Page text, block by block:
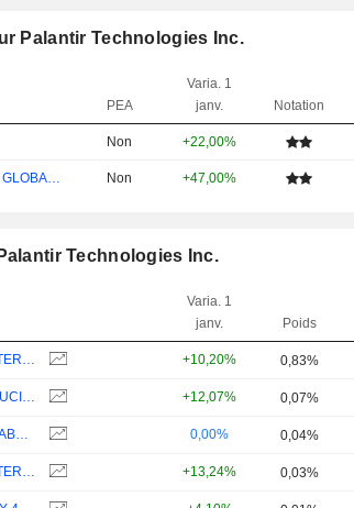
Palantir Technologies Inc.
PEA
Varia. 1
janv.
Notation
Non +22,00%
R-CO THEMATIC BLOCKCHAIN GLOBAL EQ P EUR Non +47,00%
Technologies Inc.
Varia. 1
janv.
Poids
NOMURA NEXT FUNDS INTERNATIONAL EQUITY MSCI-KOKUSAI (YEN-HEDGED) ETF - JPY +10,20% 0,83%
HSBC MSCI USA QUALITY UCITS ETF - USD +12,07% 0,07%
CI MARRET ALTERNATIVE ABSOLUTE RETURN BOND ETF - CAD 0,00% 0,04%
NOMURA NEXT FUNDS INTERNATIONAL EQUITY MSCI-KOKUSAI (UNHEDGED) ETF - JPY +13,24% 0,03%